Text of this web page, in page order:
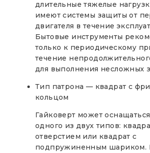
длительные тяжелые
имеют системы защиты от
двигателя в течение
Бытовые инструменты
только к периодическому
течение
для выполнения несложных
Тип патрона — квадрат с
кольцом
Гайковерт может
одного из двух типов:
отверстием или квадрат с
подпружиненным шариком.